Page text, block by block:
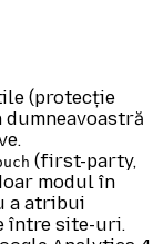
(protecție
(first-party,
modul în
a atribui
între site-uri.